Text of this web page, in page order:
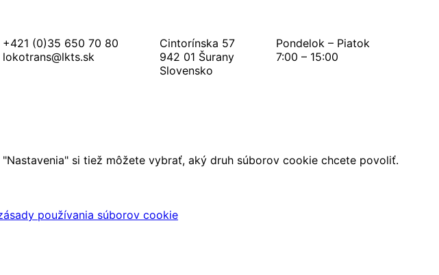
+421 (0)35 650 70 80
lokotrans@lkts.sk
Cintorínska 57
942 01 Šurany
Slovensko
Pondelok – Piatok
7:00 – 15:00
si tiež môžete vybrať, aký druh súborov cookie chcete povoliť.
používania súborov cookie